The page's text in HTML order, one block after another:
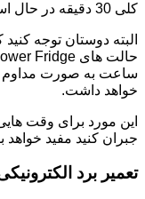
کلی 30 دقیقه در حال استراحت خواهد بود.
البته دوستان توجه
خواهد داشت.
این مورد برای وقت
جبران کنید مفید خواهد
تعمیر برد